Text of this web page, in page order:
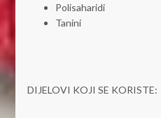
Polisaharidi
Tanini
DIJELOVI KOJI SE KORISTE: